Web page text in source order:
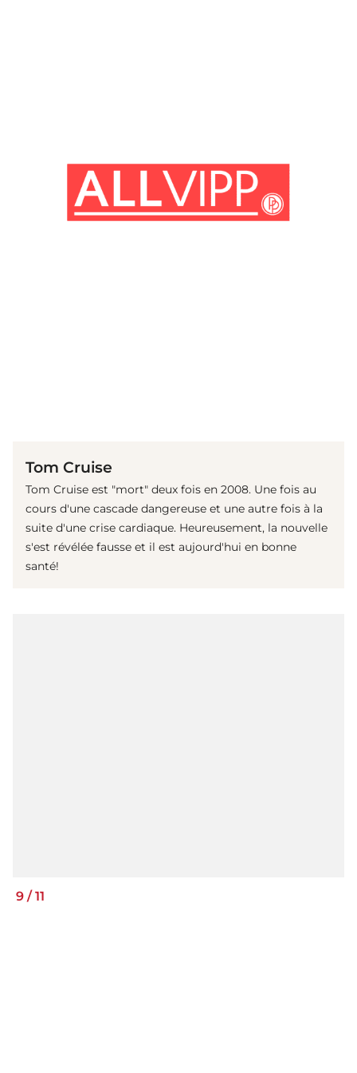
Tom Cruise
Tom Cruise est "mort" deux fois en 2008. Une fois au
cours d'une cascade dangereuse et une autre fois à la
suite d'une crise cardiaque. Heureusement, la nouvelle
s'est révélée fausse et il est aujourd'hui en bonne
santé!
9 /11